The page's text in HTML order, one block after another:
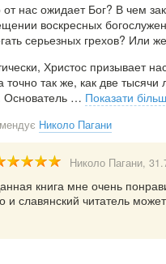
от нас ожидает Бог? В чем
воскресных
серьезных грехов? Или
Христос призывает
точно так же, как две
… Показати
Николо Пагани
Николо Пагани,
книга мне очень
и славянский читатель